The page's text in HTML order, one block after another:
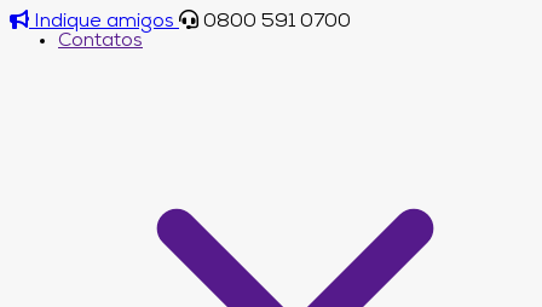
Indique amigos
0800 591 0700
Contatos